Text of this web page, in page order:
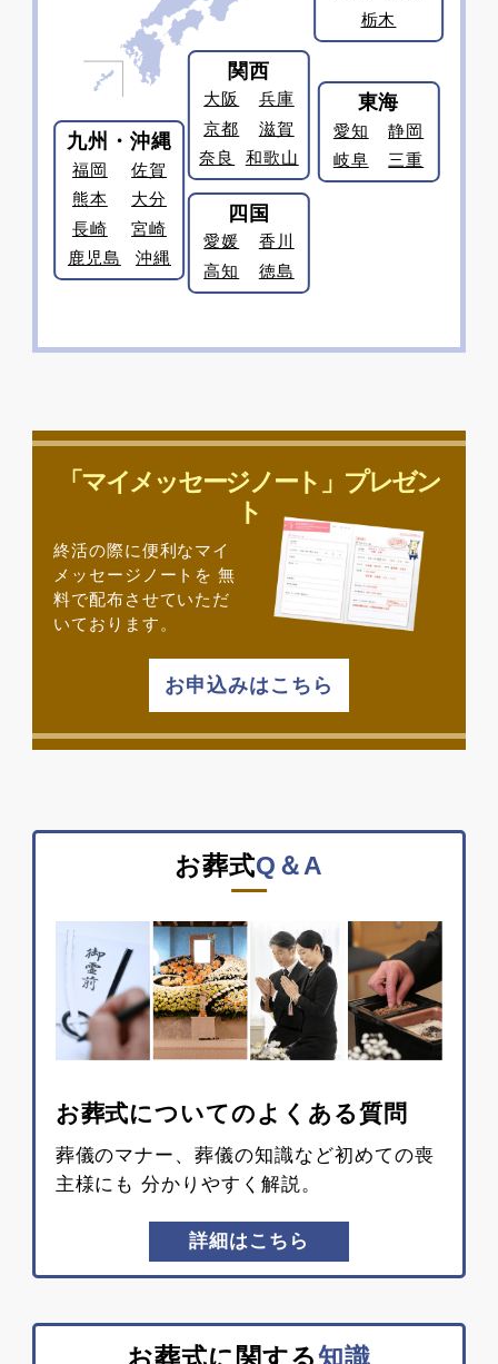
栃木
東海
愛知
静岡
岐阜
三重
関西
大阪
兵庫
京都
滋賀
奈良
和歌山
四国
愛媛
香川
高知
徳島
九州・沖縄
福岡
佐賀
熊本
大分
長崎
宮崎
鹿児島
沖縄
「マイメッセージノート」プレゼン
ト
終活の際に便利なマイ
メッセージノートを 無
料で配布させていただ
いております。
お申込みはこちら
お葬式Q＆A
お葬式についてのよくある質問
葬儀のマナー、葬儀の知識など初めての喪
主様にも 分かりやすく解説。
詳細はこちら
お葬式に関する知識